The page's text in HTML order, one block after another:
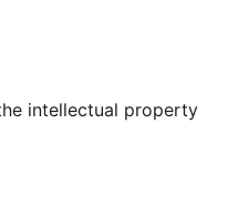
channel
Tumblr account
intellectual property